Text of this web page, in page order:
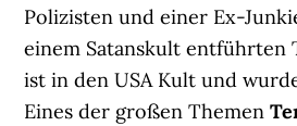
Polizisten und einer Ex-
einem Satanskult entführten
ist in den USA Kult und
Eines der großen Themen